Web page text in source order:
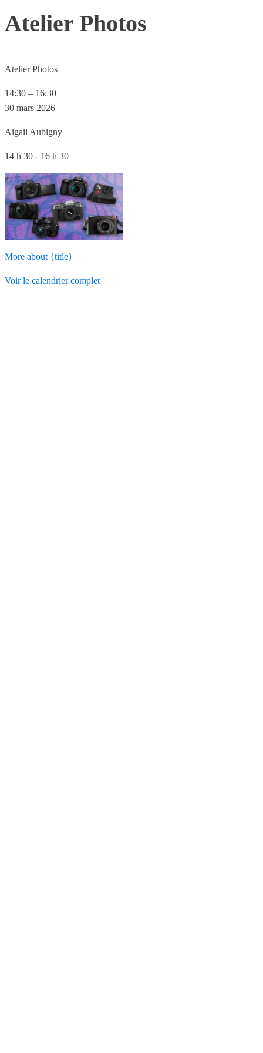
Atelier Photos
Atelier Photos
14:30 – 16:30
30 mars 2026
Aigail Aubigny
14 h 30 - 16 h 30
More about {title}
Voir le calendrier complet